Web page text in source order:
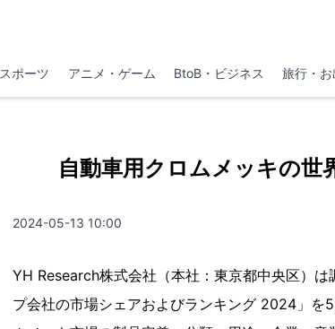
スポーツ アニメ・ゲーム BtoB・ビジネス 旅行・お
自動車用クロムメッキの
2024-05-13 10:00
YH Research株式会社（本社：東京都中央区）
プ会社の市場シェアおよびランキング 2024」を